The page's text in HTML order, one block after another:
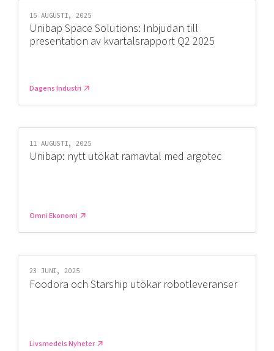
15 AUGUSTI, 2025
Unibap Space Solutions: Inbjudan till
presentation av kvartalsrapport Q2 2025
Dagens Industri
11 AUGUSTI, 2025
Unibap: nytt utökat ramavtal med argotec
Omni Ekonomi
23 JUNI, 2025
Foodora och Starship utökar robotleveranser
Livsmedels Nyheter